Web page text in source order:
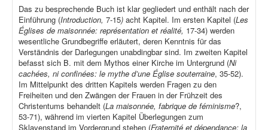
Das zu besprechende Buch ist klar gegliedert und enthält nach der
Einführung (Introduction, 7-15) acht Kapitel. Im ersten Kapitel (Les
Églises de maisonnée: représentation et réalité, 17-34) werden
wesentliche Grundbegriffe erläutert, deren Kenntnis für das
Verständnis der Darlegungen unabdingbar sind. Im zweiten Kapitel
befasst sich B. mit dem Mythos einer Kirche im Untergrund (Ni
cachées, ni confinées: le mythe d’une Église souterraine, 35-52).
Im Mittelpunkt des dritten Kapitels werden Fragen zu den
Freiheiten und den Zwängen der Frauen in der Frühzeit des
Christentums behandelt (La maisonnée, fabrique de féminisme?,
53-71), während im vierten Kapitel Überlegungen zum
Sklavenstand im Vordergrund stehen (Fraternité et dépendance: la